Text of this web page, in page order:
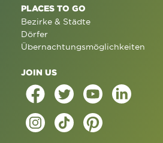
PLACES TO GO
Bezirke & Städte
Dörfer
Übernachtungsmöglichkeiten
JOIN US